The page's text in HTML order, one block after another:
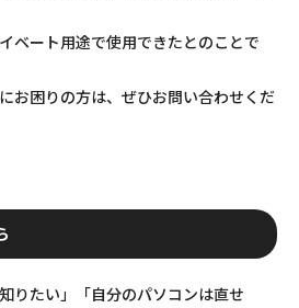
ベート用途で使用できたとのことで
お困りの方は、ぜひお問い合わせくだ
りたい」「自分のパソコンは直せ